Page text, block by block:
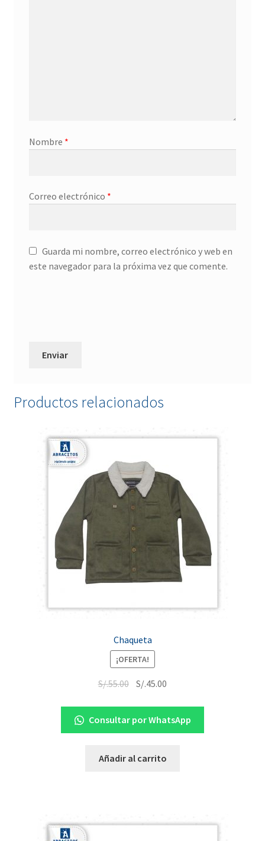
Nombre *
Correo electrónico *
Guarda mi nombre, correo electrónico y web en
este navegador para la próxima vez que comente.
Productos relacionados
Chaqueta
¡OFERTA!
S/.55.00 S/.45.00
Consultar por WhatsApp
Añadir al carrito